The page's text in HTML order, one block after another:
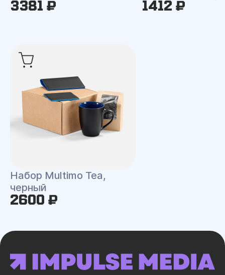
3381 ₽ 1412 ₽
Набор Multimo Tea,
черный
2600 ₽